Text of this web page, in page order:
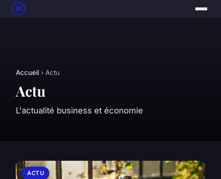
Accueil › Actu
Actu
L'actualité business et économie
ACTU